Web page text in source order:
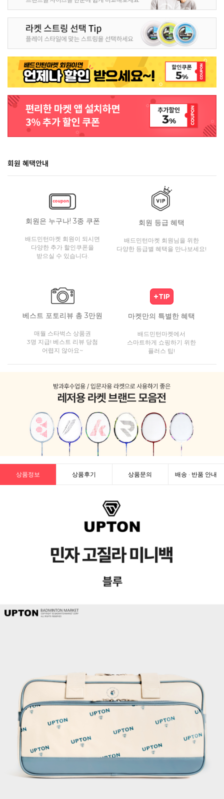
회원 혜택안내
회원은 누구나! 3종 쿠폰
배드민턴마켓 회원이 되시면
다양한 추가 할인쿠폰을
받으실 수 있습니다.
회원 등급 혜택
배드민턴마켓 회원님을 위한
다양한 등급별 혜택을 만나보세요!
베스트 포토리뷰 총 3만원
매월 스타벅스 상품권
3명 지급! 베스트 리뷰 당첨
어렵지 않아요~
마켓만의 특별한 혜택
배드민턴마켓에서
스마트하게 쇼핑하기 위한
플러스 팁!
상품정보 상품후기 상품문의 배송 · 반품 안내